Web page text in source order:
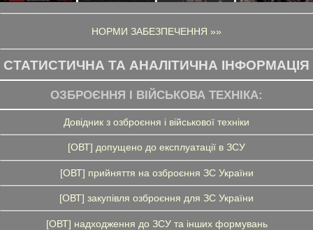
НОРМИ ЗАБЕЗПЕЧЕННЯ »»
СТАТИСТИЧНА ТА АНАЛІТИЧНА ІНФОРМАЦІЯ
ОЗБРОЄННЯ І ВІЙСЬКОВА ТЕХНІКА:
Довідник з озброєння і військової техніки
[ОВТ] допущено до експлуатації в ЗСУ
[ОВТ] прийняття на озброєння ЗС України
[ОВТ] закупівля озброєння для ЗС України
[ОВТ] надходження до ЗСУ та інших формувань